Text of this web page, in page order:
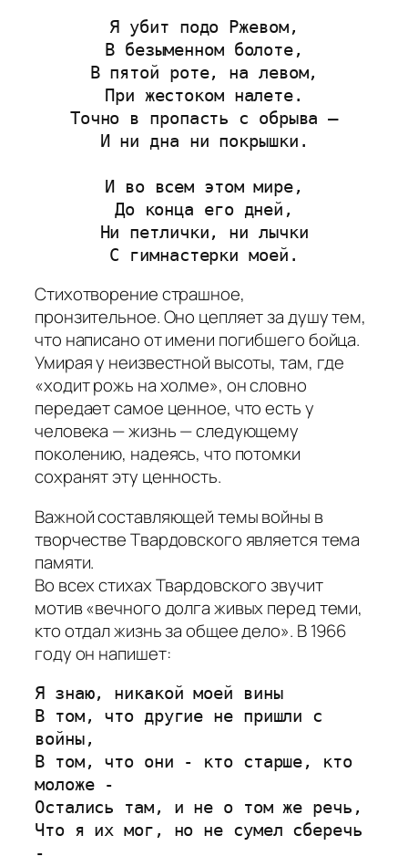
Я убит подо Ржевом,
В безыменном болоте,
В пятой роте, на левом,
При жестоком налете.
Точно в пропасть с обрыва —
И ни дна ни покрышки.
И во всем этом мире,
До конца его дней,
Ни петлички, ни лычки
С гимнастерки моей.
Стихотворение страшное,
пронзительное. Оно цепляет за душу тем,
что написано от имени погибшего бойца.
Умирая у неизвестной высоты, там, где
«ходит рожь на холме», он словно
передает самое ценное, что есть у
человека — жизнь — следующему
поколению, надеясь, что потомки
сохранят эту ценность.
Важной составляющей темы войны в
творчестве Твардовского является тема
памяти.
Во всех стихах Твардовского звучит
мотив «вечного долга живых перед теми,
кто отдал жизнь за общее дело». В 1966
году он напишет:
Я знаю, никакой моей вины
В том, что другие не пришли с
войны,
В том, что они - кто старше, кто
моложе -
Остались там, и не о том же речь,
Что я их мог, но не сумел сберечь
-